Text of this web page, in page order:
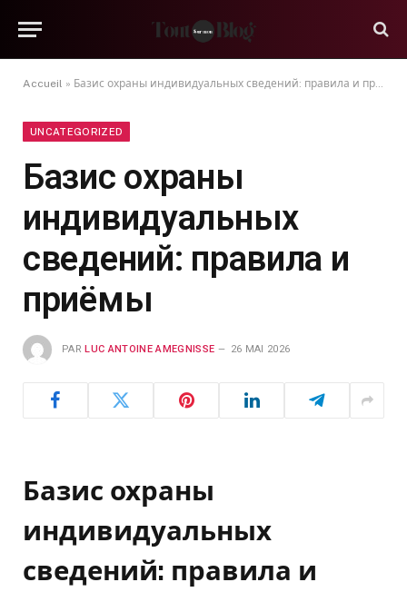
Accueil » Базис охраны индивидуальных сведений: правила и приёмы
UNCATEGORIZED
Базис охраны
индивидуальных
сведений: правила и
приёмы
PAR LUC ANTOINE AMEGNISSE 26 MAI 2026
Базис охраны
индивидуальных
сведений: правила и